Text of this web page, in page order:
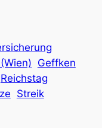
Geffken
Reichstag
Streik